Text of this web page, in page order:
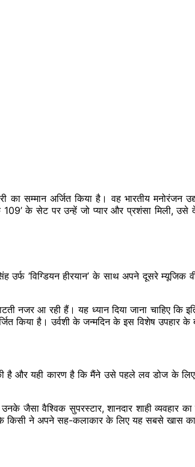
सम्मान अर्जित किया है। वह भारतीय मनोरंजन
के सेट पर उन्हें जो प्यार और प्रशंसा मिली, उसे
उर्फ ​​’विग्डियन हीरयान’ के साथ अपने दूसरे म्यूजिक
आ रही हैं। यह ध्यान दिया जाना चाहिए कि
किया है। उर्वशी के जन्मदिन के इस विशेष उपहार के
है और यही कारण है कि मैंने उसे पहले लव डोज के
वैश्विक सुपरस्टार, शानदार शाही व्यवहार
किसी ने अपने सह-कलाकार के लिए यह सबसे खास